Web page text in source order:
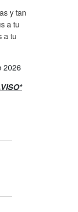
y tan
a tu
a tu
2026